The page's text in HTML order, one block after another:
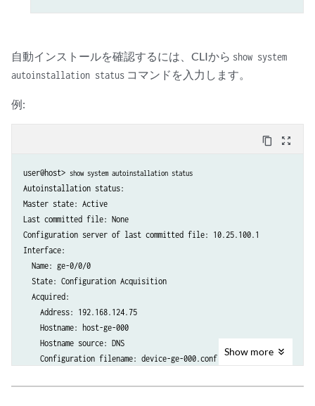
自動インストールを確認するには、CLIから show system
autoinstallation status コマンドを入力します。
例:
content_copy zoom_out_map
user@host> show system autoinstallation status
Autoinstallation status:
Master state: Active
Last committed file: None
Configuration server of last committed file: 10.25.100.1
Interface:
  Name: ge-0/0/0
  State: Configuration Acquisition
  Acquired:
    Address: 192.168.124.75
    Hostname: host-ge-000
    Hostname source: DNS
    Configuration filename: device-ge-000.conf
  Address acquisition:
Show more